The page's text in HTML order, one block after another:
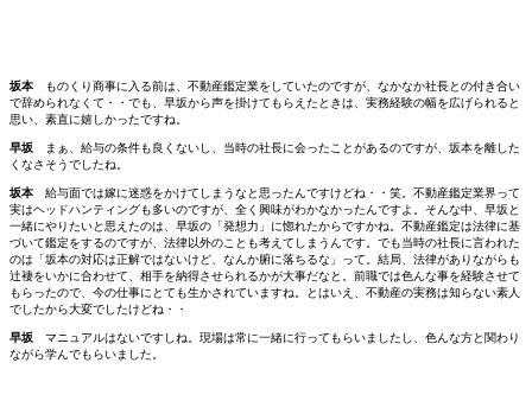
坂本 ものくり商事に入る前は、不動産鑑定業をしていたのですが、なかなか社長との付き合い
で辞められなくて・・でも、早坂から声を掛けてもらえたときは、実務経験の幅を広げられると
思い、素直に嬉しかったですね。
早坂 まぁ、給与の条件も良くないし、当時の社長に会ったことがあるのですが、坂本を離した
くなさそうでしたね。
坂本 給与面では嫁に迷惑をかけてしまうなと思ったんですけどね・・笑。不動産鑑定業界って
実はヘッドハンティングも多いのですが、全く興味がわかなかったんですよ。そんな中、早坂と
一緒にやりたいと思えたのは、早坂の「発想力」に惚れたからですかね。不動産鑑定は法律に基
づいて鑑定をするのですが、法律以外のことも考えてしまうんです。でも当時の社長に言われた
のは「坂本の対応は正解ではないけど、なんか腑に落ちるな」って。結局、法律がありながらも
辻褄をいかに合わせて、相手を納得させられるかが大事だなと。前職では色んな事を経験させて
もらったので、今の仕事にとても生かされていますね。とはいえ、不動産の実務は知らない素人
でしたから大変でしたけどね・・
早坂 マニュアルはないですしね。現場は常に一緒に行ってもらいましたし、色んな方と関わり
ながら学んでもらいました。